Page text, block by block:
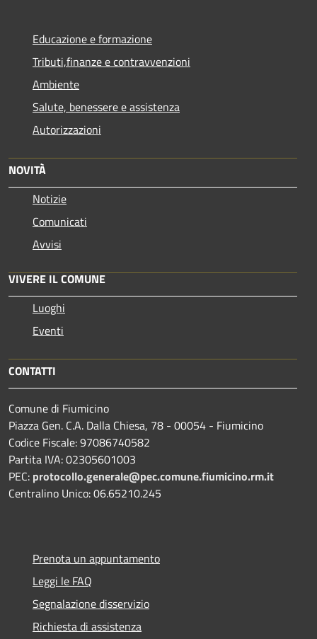
Educazione e formazione
Tributi,finanze e contravvenzioni
Ambiente
Salute, benessere e assistenza
Autorizzazioni
NOVITÀ
Notizie
Comunicati
Avvisi
VIVERE IL COMUNE
Luoghi
Eventi
CONTATTI
Comune di Fiumicino
Piazza Gen. C.A. Dalla Chiesa, 78 - 00054 - Fiumicino
Codice Fiscale: 97086740582
Partita IVA: 02305601003
PEC: protocollo.generale@pec.comune.fiumicino.rm.it
Centralino Unico: 06.65210.245
Prenota un appuntamento
Leggi le FAQ
Segnalazione disservizio
Richiesta di assistenza